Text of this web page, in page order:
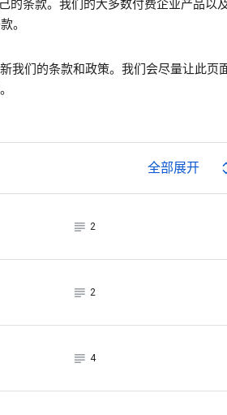
的条款。我们的大多数付费企业产品以
。
我们的条款和政策。我们会尽量让此页
全部展开
subject_black
2
subject_black
2
subject_black
4